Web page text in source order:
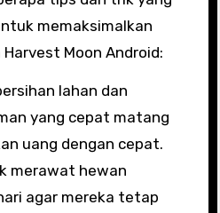
memaksimalkan
Moon Android:
lahan dan
yang cepat matang
uang dengan cepat.
merawat hewan
agar mereka tetap